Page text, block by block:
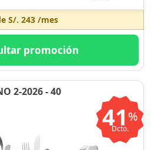
S/. 243/mes
promoción
2-2026 - 40
41 %
Dcto.